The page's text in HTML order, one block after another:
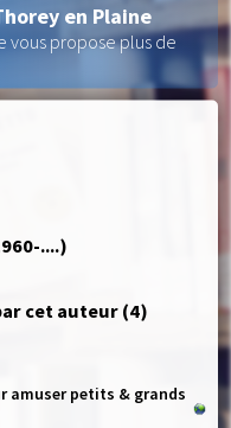
....)
cet auteur (4)
amuser petits & grands
en Plaine
vous propose plus de